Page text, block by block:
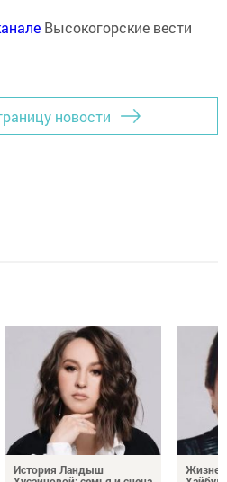
Высокогорские вести
новости
История Ландыш